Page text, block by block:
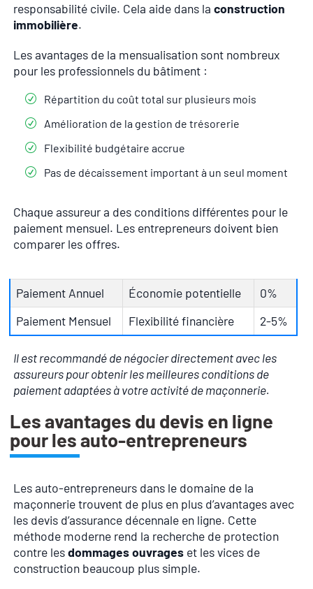
responsabilité civile. Cela aide dans la construction
immobilière.
Les avantages de la mensualisation sont nombreux
pour les professionnels du bâtiment :
Répartition du coût total sur plusieurs mois
Amélioration de la gestion de trésorerie
Flexibilité budgétaire accrue
Pas de décaissement important à un seul moment
Chaque assureur a des conditions différentes pour le
paiement mensuel. Les entrepreneurs doivent bien
comparer les offres.
Paiement Annuel Économie potentielle
0%
Paiement Mensuel
Flexibilité financière 2-5%
Il est recommandé de négocier directement avec les
assureurs pour obtenir les meilleures conditions de
paiement adaptées à votre activité de maçonnerie.
Les avantages du devis en ligne
pour les auto-entrepreneurs
Les auto-entrepreneurs dans le domaine de la
maçonnerie trouvent de plus en plus d’avantages avec
les devis d’assurance décennale en ligne. Cette
méthode moderne rend la recherche de protection
contre lesdommages ouvrages et les vices de
construction beaucoup plus simple.